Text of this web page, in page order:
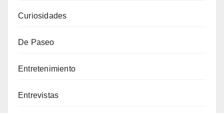
Curiosidades
De Paseo
Entretenimiento
Entrevistas